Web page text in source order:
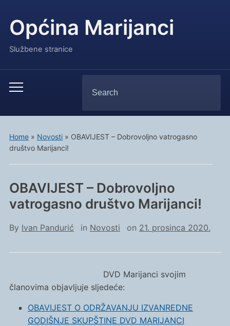
Općina Marijanci
Službene stranice
Toggle
menu
for:
Home» Novosti» OBAVIJEST – Dobrovoljno vatrogasno
društvo Marijanci!
OBAVIJEST – Dobrovoljno
vatrogasno društvo Marijanci!
By Ivan Pandurić in Novosti on 21. prosinca 2020.
DVD Marijanci svojim
članovima objavljuje sljedeće:
OBAVIJEST O ODRŽAVANJU IZVANREDNE
GODIŠNJE SKUPŠTINE DVD MARIJANCI